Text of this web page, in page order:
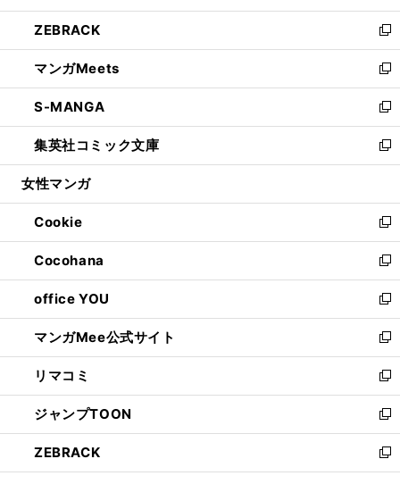
開
く
ウ
で
開
く
ン
ド
ウ
で
開
く
ウ
ィ
ン
ド
ウ
で
開
く
し
い
ウ
ィ
ン
ド
ウ
で
開
ZEBRACK
新
し
い
ウ
ィ
ン
ド
ウ
開
く
マンガMeets
新
し
い
ウ
ィ
ン
ウ
で
開
く
S-MANGA
新
し
い
ウ
ン
ド
ウ
で
開
く
集英社コミック文庫
新
し
ウ
ィ
ン
ド
ウ
で
開
く
女性マンガ
Cookie
新
し
い
ウ
ィ
ン
ド
ウ
で
開
く
Cocohana
新
し
い
ウ
ィ
ン
ド
ウ
で
開
く
office YOU
新
し
い
ウ
ィ
ン
ド
ウ
で
開
マンガMee公式サイト
新
し
い
ウ
ィ
ン
ド
ウ
リマコミ
新
し
い
ウ
ィ
ン
ジャンプTOON
新
し
い
ウ
ZEBRACK
新
し